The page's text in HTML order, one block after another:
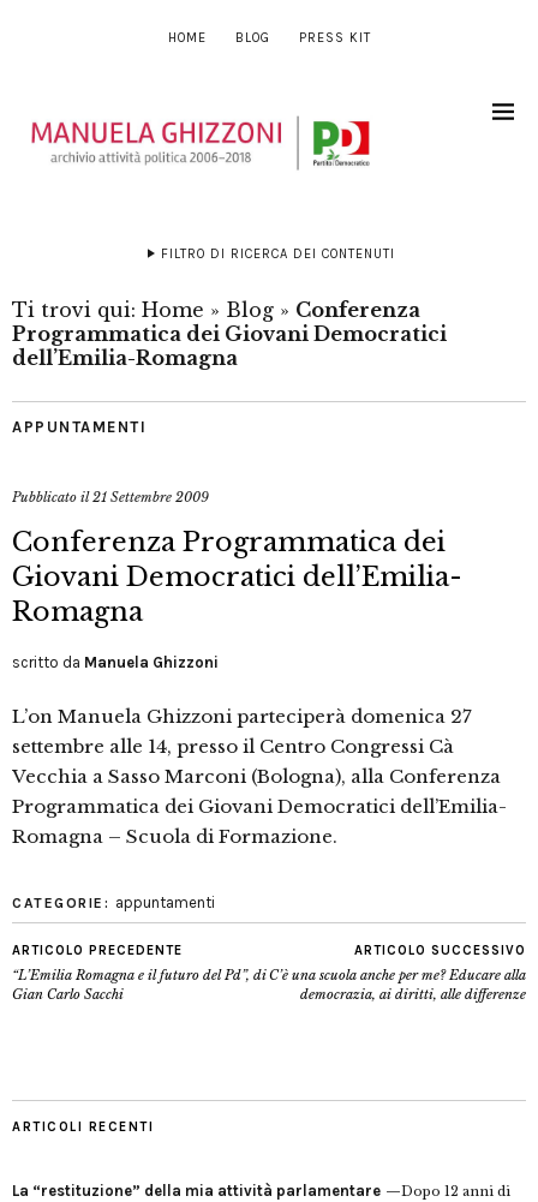
HOME BLOG PRESS KIT
FILTRO DI RICERCA DEI CONTENUTI
Ti trovi qui: Home » Blog » Conferenza
Programmatica dei Giovani Democratici
dell’Emilia-Romagna
APPUNTAMENTI
Pubblicato il21 Settembre 2009
Conferenza Programmatica dei
Giovani Democratici dell’Emilia-
Romagna
scritto da Manuela Ghizzoni
L’on Manuela Ghizzoni parteciperà domenica 27
settembre alle 14, presso il Centro Congressi Cà
Vecchia a Sasso Marconi (Bologna), alla Conferenza
Programmatica dei Giovani Democratici dell’Emilia-
Romagna – Scuola di Formazione.
CATEGORIE: appuntamenti
ARTICOLO PRECEDENTE
“L’Emilia Romagna e il futuro del Pd”, di
Gian Carlo Sacchi
ARTICOLO SUCCESSIVO
C’è una scuola anche per me? Educare alla
democrazia, ai diritti, alle differenze
ARTICOLI RECENTI
La “restituzione” della mia attività parlamentare
Dopo 12 anni di